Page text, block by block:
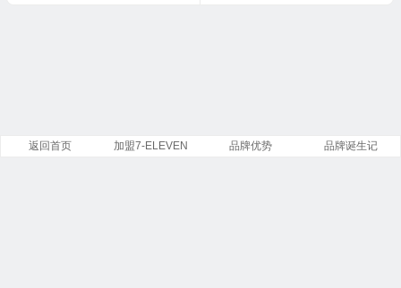
返回首页 加盟7-ELEVEN 品牌优势 品牌诞生记